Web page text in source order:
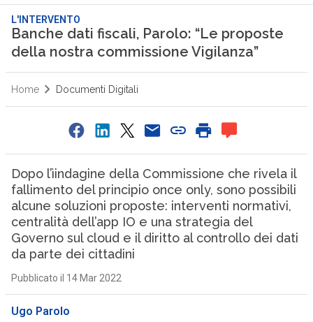
L'INTERVENTO
Banche dati fiscali, Parolo: “Le proposte
della nostra commissione Vigilanza”
Home Documenti Digitali
Dopo l’ìindagine della Commissione che rivela il
fallimento del principio once only, sono possibili
alcune soluzioni proposte: interventi normativi,
centralità dell’app IO e una strategia del
Governo sul cloud e il diritto al controllo dei dati
da parte dei cittadini
Pubblicato il 14 Mar 2022
Ugo Parolo